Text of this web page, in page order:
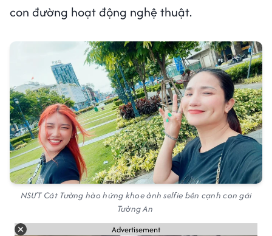
con đường hoạt động nghệ thuật.
NSƯT Cát Tường hào hứng khoe ảnh selfie bên cạnh con gái
Tường An
Advertisement